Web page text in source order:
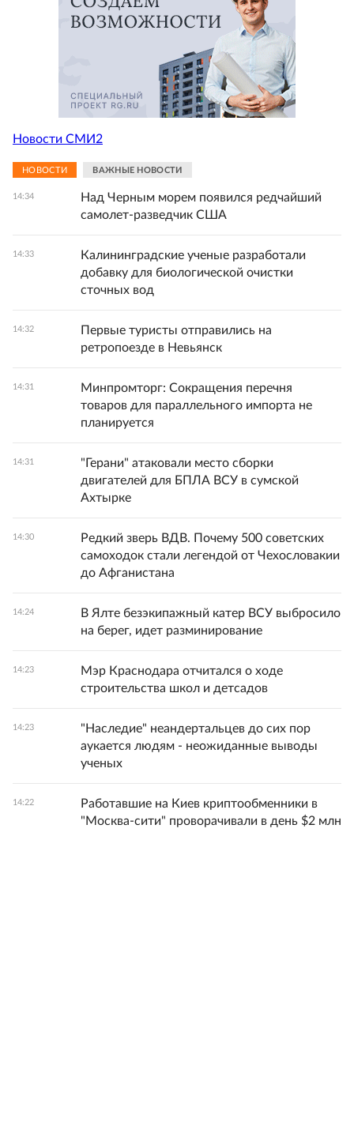
Новости СМИ2
НОВОСТИ ВАЖНЫЕ НОВОСТИ
14:34
Над Черным морем появился редчайший
самолет-разведчик США
14:33
Калининградские ученые разработали
добавку для биологической очистки
сточных вод
14:32
Первые туристы отправились на
ретропоезде в Невьянск
14:31
Минпромторг: Сокращения перечня
товаров для параллельного импорта не
планируется
14:31
"Герани" атаковали место сборки
двигателей для БПЛА ВСУ в сумской
Ахтырке
14:30
Редкий зверь ВДВ. Почему 500 советских
самоходок стали легендой от Чехословакии
до Афганистана
14:24
В Ялте безэкипажный катер ВСУ выбросило
на берег, идет разминирование
14:23
Мэр Краснодара отчитался о ходе
строительства школ и детсадов
14:23
"Наследие" неандертальцев до сих пор
аукается людям - неожиданные выводы
ученых
14:22
Работавшие на Киев криптообменники в
"Москва-сити" проворачивали в день $2 млн